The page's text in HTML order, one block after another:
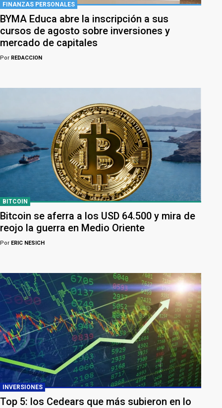
FINANZAS PERSONALES
BYMA Educa abre la inscripción a sus
cursos de agosto sobre inversiones y
mercado de capitales
Por REDACCION
BITCOIN
Bitcoin se aferra a los USD 64.500 y mira de
reojo la guerra en Medio Oriente
Por ERIC NESICH
INVERSIONES
Top 5: los Cedears que más subieron en lo